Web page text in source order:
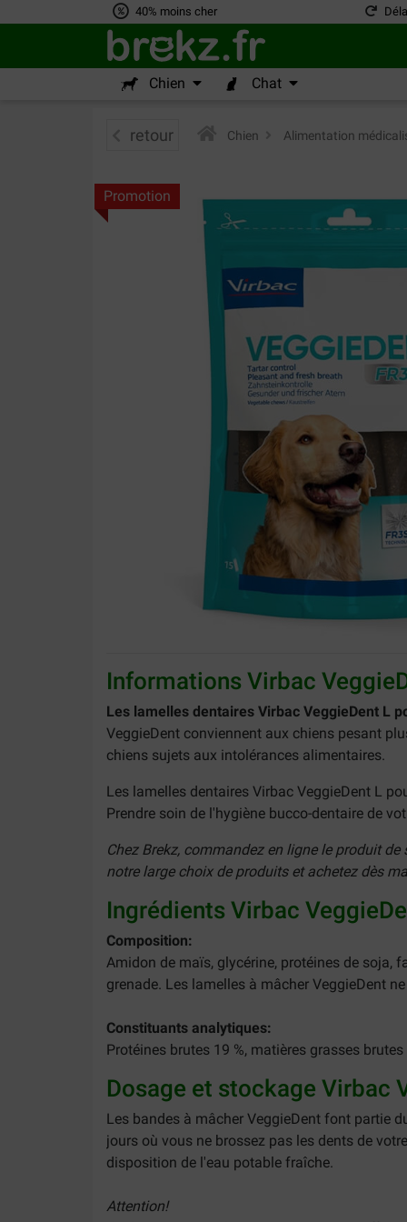
40% moins cher
Chien Chat
retour Chien Alimentation
Promotion
Informations Virbac
Les lamelles dentaires Virbac VeggieDent L
VeggieDent conviennent aux chiens pesant
chiens sujets aux intolérances alimentaires.
Les lamelles dentaires Virbac VeggieDent L
Prendre soin de l'hygiène bucco-dentaire de
Chez Brekz, commandez en ligne le produit
notre large choix de produits et achetez dès
Ingrédients Virbac
Composition:
Amidon de maïs, glycérine, protéines de soja,
grenade. Les lamelles à mâcher VeggieDent
Constituants analytiques:
Protéines brutes 19 %, matières grasses
Dosage et stockage Virbac
Les bandes à mâcher VeggieDent font partie
jours où vous ne brossez pas les dents de
disposition de l'eau potable fraîche.
Attention!